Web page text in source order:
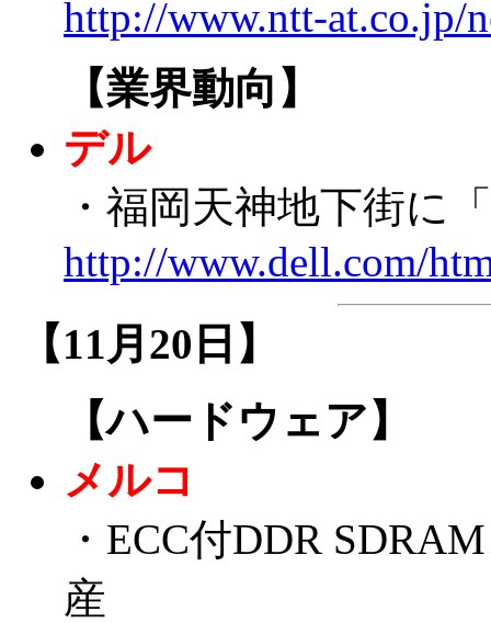
http://www.ntt-at.co.jp/
【業界動向】
デル
・福岡天神地下街に
http://www.dell.com/
【11月20日】
【ハードウェア】
メルコ
・ECC付DDR
産